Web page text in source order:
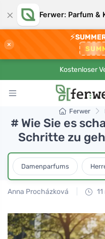
× Ferwer: Parfum &
×
⚡
Kostenloser
Ferwer
# Wie Sie es
Schritte zu
Damenparfums
Anna Procházková